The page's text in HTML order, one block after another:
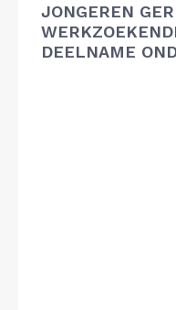
JONGEREN
DEELNAME